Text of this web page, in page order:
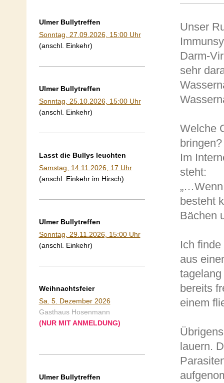
Unser
Darm-
sehr
Welche
bringen?
Im
steht:
besteht
Bächen
Ich
aus
bereits
einem
lauern.
Ulmer Bullytreffen
Sonntag, 27.09.2026, 15:00 Uhr
(anschl. Einkehr)
Ulmer Bullytreffen
Sonntag, 25.10.2026, 15:00 Uhr
(anschl. Einkehr)
Lasst die Bullys leuchten
Samstag, 14.11.2026, 17 Uhr
(anschl. Einkehr im Hirsch)
Ulmer Bullytreffen
Sonntag, 29.11.2026, 15:00 Uhr
(anschl. Einkehr)
Weihnachtsfeier
Sa. 5. Dezember 2026
Gasthaus Hosenmann
(NUR MIT ANMELDUNG)
Ulmer Bullytreffen